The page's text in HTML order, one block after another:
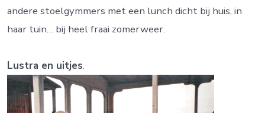
andere stoelgymmers met een lunch dicht bij huis, in
haar tuin… bij heel fraai zomerweer.
Lustra en uitjes.